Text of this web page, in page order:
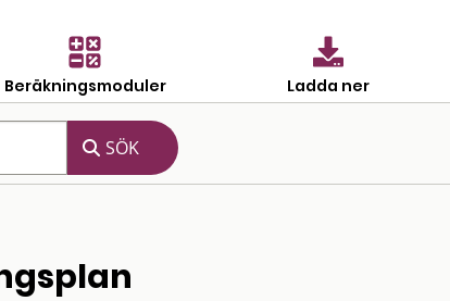
Beräkningsmoduler Ladda ner